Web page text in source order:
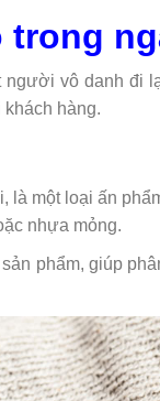
trong
vô danh đi
hàng.
là một loại ấn
nhựa mỏng.
phẩm, giúp